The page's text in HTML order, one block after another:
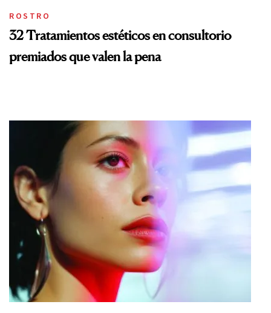
ROSTRO
32 Tratamientos estéticos en consultorio
premiados que valen la pena